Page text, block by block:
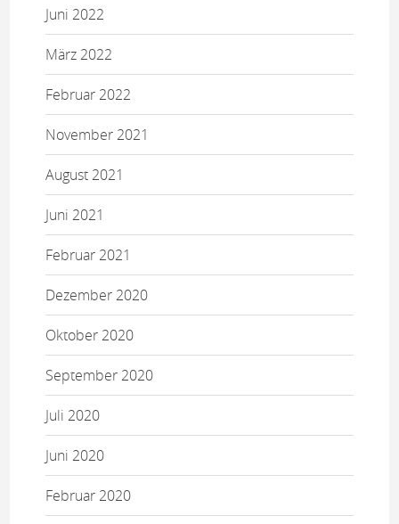
Juni 2022
März 2022
Februar 2022
November 2021
August 2021
Juni 2021
Februar 2021
Dezember 2020
Oktober 2020
September 2020
Juli 2020
Juni 2020
Februar 2020